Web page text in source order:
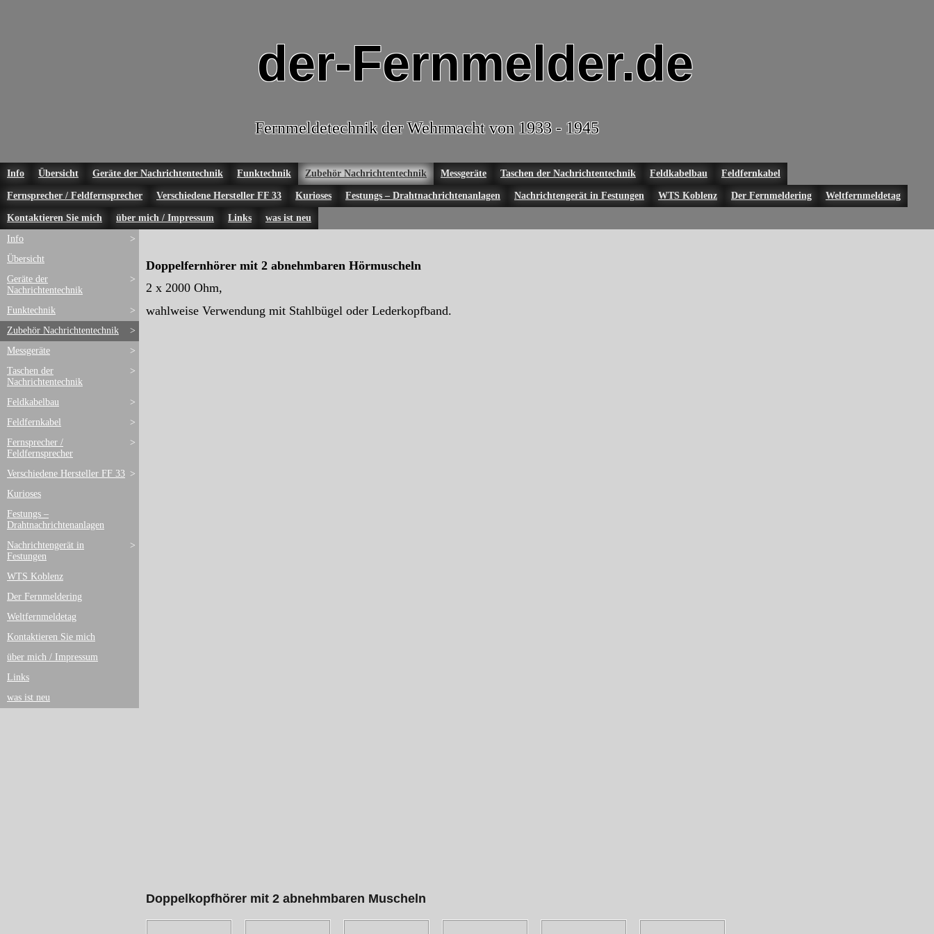
der-Fernmelder.de
Fernmeldetechnik der Wehrmacht von 1933 - 1945
Info Übersicht Geräte der Nachrichtentechnik Funktechnik Zubehör Nachrichtentechnik Messgeräte Taschen der Nachrichtentechnik Feldkabelbau Feldfernkabel
Fernsprecher / Feldfernsprecher Verschiedene Hersteller FF 33 Kurioses Festungs – Drahtnachrichtenanlagen Nachrichtengerät in Festungen WTS Koblenz Der Fernmeldering Weltfernmeldetag
Kontaktieren Sie mich über mich / Impressum Links
was ist neu
>
Info
Übersicht
>
Geräte der
Nachrichtentechnik
>
Funktechnik
>
Zubehör Nachrichtentechnik
>
Messgeräte
>
Taschen der
Nachrichtentechnik
>
Feldkabelbau
>
Feldfernkabel
>
Fernsprecher /
Feldfernsprecher
>
Verschiedene Hersteller FF 33
Kurioses
Festungs –
Drahtnachrichtenanlagen
>
Nachrichtengerät in
Festungen
WTS Koblenz
Der Fernmeldering
Weltfernmeldetag
Kontaktieren Sie mich
über mich / Impressum
Links
was ist neu
Doppelfernhörer mit 2 abnehmbaren Hörmuscheln
2 x 2000 Ohm,
wahlweise Verwendung mit Stahlbügel oder Lederkopfband.
Doppelkopfhörer mit 2 abnehmbaren Muscheln